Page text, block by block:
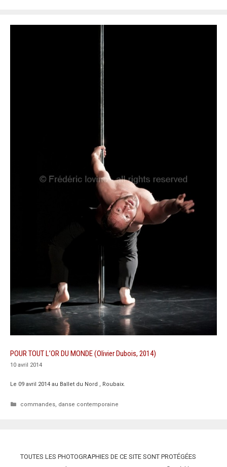
POUR TOUT L’OR DU MONDE (Olivier Dubois, 2014)
10 avril 2014
Le 09 avril 2014 au Ballet du Nord , Roubaix.
Catégories
commandes, danse contemporaine
TOUTES LES PHOTOGRAPHIES DE CE SITE SONT PROTÉGÉES